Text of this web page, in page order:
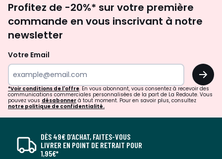
newsletter
Profitez de -20%* sur votre première
commande en vous inscrivant à notre
newsletter
Votre Email
OK
*Voir conditions de l'offre. En vous abonnant, vous consentez à recevoir des
communications commerciales personnalisées de la part de La Redoute. Vous
pouvez vous désabonner à tout moment. Pour en savoir plus, consultez
notre politique de confidentialité.
DÈS 49€ D’ACHAT, FAITES-VOUS
LIVRER EN POINT DE RETRAIT POUR
1,95€*